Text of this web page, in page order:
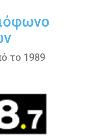
το 1989